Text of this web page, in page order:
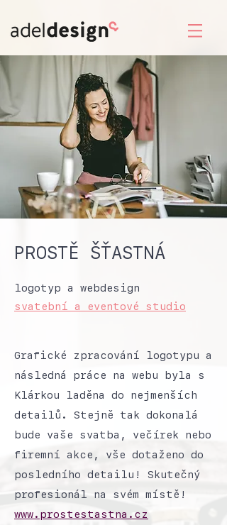
PROSTĚ ŠŤASTNÁ
logotyp a webdesign
svatební a eventové studio
Grafické zpracování logotypu a
následná práce na webu byla s
Klárkou laděna do nejmenších
detailů. Stejně tak dokonalá
bude vaše svatba, večírek nebo
firemní akce, vše dotaženo do
posledního detailu! Skutečný
profesionál na svém místě!
www.prostestastna.cz